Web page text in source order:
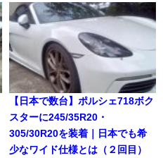
【日本で数台】ポルシェ718ボク
スターに245/35R20・
305/30R20を装着｜日本でも希
少なワイド仕様とは（２回目）